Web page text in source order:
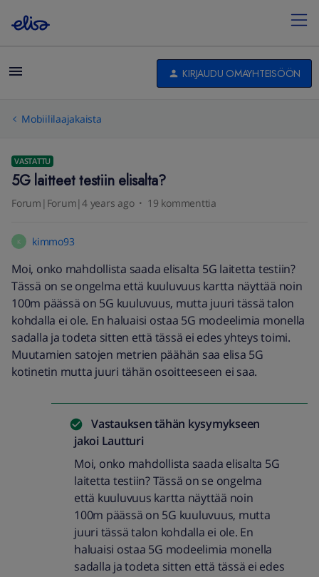
KIRJAUDU OMAYHTEISÖÖN
Mobiililaajakaista
VASTATTU
5G laitteet testiin elisalta?
Forum|Forum|4 years ago 19 kommenttia
K kimmo93
Moi, onko mahdollista saada elisalta 5G laitetta testiin?
Tässä on se ongelma että kuuluvuus kartta näyttää noin
100m päässä on 5G kuuluvuus, mutta juuri tässä talon
kohdalla ei ole. En haluaisi ostaa 5G modeelimia monella
sadalla ja todeta sitten että tässä ei edes yhteys toimi.
Muutamien satojen metrien päähän saa elisa 5G
kotinetin mutta juuri tähän osoitteeseen ei saa.
Vastauksen tähän kysymykseen
jakoi Lautturi
Moi, onko mahdollista saada elisalta 5G
laitetta testiin? Tässä on se ongelma
että kuuluvuus kartta näyttää noin
100m päässä on 5G kuuluvuus, mutta
juuri tässä talon kohdalla ei ole. En
haluaisi ostaa 5G modeelimia monella
sadalla ja todeta sitten että tässä ei edes